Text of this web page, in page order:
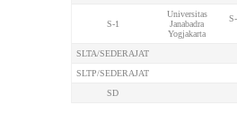
S-1
Universitas
Janabadra
Yogjakarta
SLTA/SEDERAJAT
SLTP/SEDERAJAT
SD